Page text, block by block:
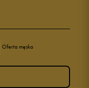
Oferta męska